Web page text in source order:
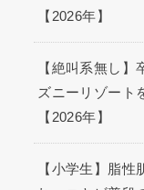
【2026年】
【絶叫系無し】
ズニーリゾート
【2026年】
【小学生】脂